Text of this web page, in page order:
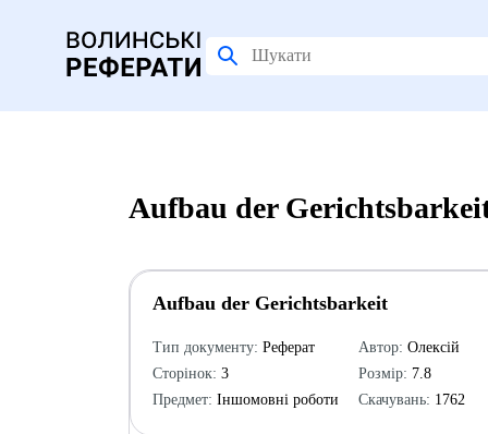
Aufbau der
Aufbau der Gerichtsbarkeit
Тип документу: Реферат
Сторінок: 3
Предмет: Іншомовні роботи
Автор: Олексій
Розмір: 7.8
Скачувань: 1762